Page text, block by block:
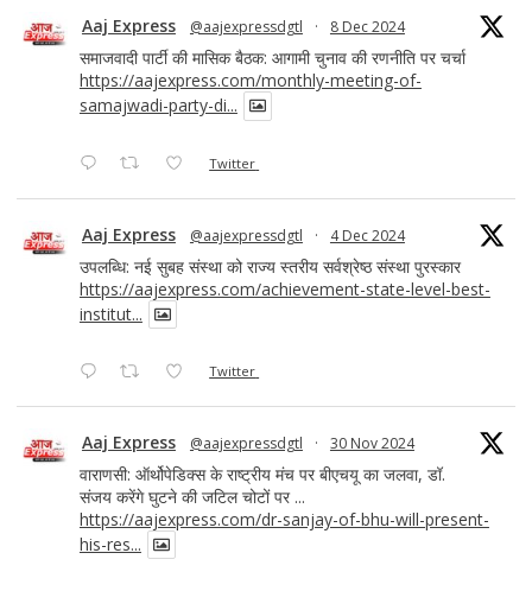
Aaj Express @aajexpressdgtl · 8 Dec 2024
समाजवादी पार्टी की मासिक बैठक: आगामी चुनाव की रणनीति पर चर्चा
https://aajexpress.com/monthly-meeting-of-
samajwadi-party-di...
Twitter
Aaj Express @aajexpressdgtl · 4 Dec 2024
उपलब्धि: नई सुबह संस्था को राज्य स्तरीय सर्वश्रेष्ठ संस्था पुरस्कार
https://aajexpress.com/achievement-state-level-best-
institut...
Twitter
Aaj Express @aajexpressdgtl · 30 Nov 2024
वाराणसी: ऑर्थोपेडिक्स के राष्ट्रीय मंच पर बीएचयू का जलवा, डॉ.
संजय करेंगे घुटने की जटिल चोटों पर ...
https://aajexpress.com/dr-sanjay-of-bhu-will-present-
his-res...